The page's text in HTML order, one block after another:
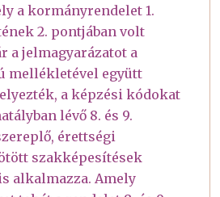
a kormányrendelet 1.
2. pontjában volt
a jelmagyarázatot a
mellékletével együtt
a képzési kódokat
lévő 8. és 9.
érettségi
szakképesítések
alkalmazza. Amely